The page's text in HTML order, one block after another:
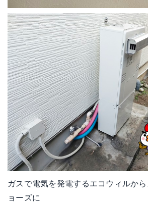
ガスで電気を発電するエコウィルか
ョーズに